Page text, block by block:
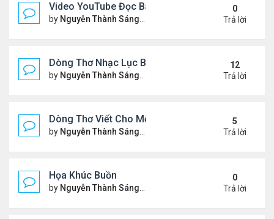
Video YouTube Đọc Bài Thơ "Nỗi Niềm Bên Sương
by Nguyễn Thành Sáng Thứ 3 Tháng 7 07, 2026 10:06
0
Trả lời
Dòng Thơ Nhạc Lục Bát (1)
by Nguyễn Thành Sáng Thứ 4 Tháng 4 15, 2026 2:27
12
Trả lời
Dòng Thơ Viết Cho Một Người
by Nguyễn Thành Sáng Chủ nhật Tháng 6 07, 2026
5
Trả lời
Họa Khúc Buồn
by Nguyễn Thành Sáng Thứ 2 Tháng 6 22, 2026 9:37
0
Trả lời